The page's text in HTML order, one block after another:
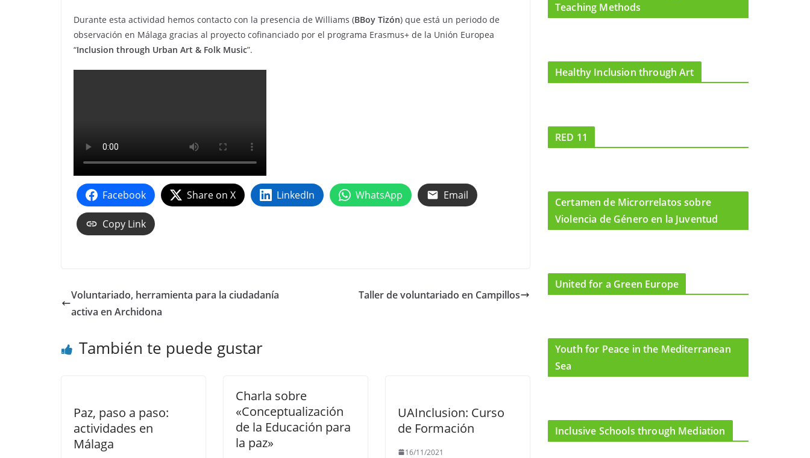
Durante esta actividad hemos contacto con la presencia de Williams (BBoy Tizón) que está un periodo de
observación en Málaga gracias al proyecto cofinanciado por el programa Erasmus+ de la Unión Europea
“Inclusion through Urban Art & Folk Music”.
Facebook Share on X LinkedIn WhatsApp Email
Copy Link
Voluntariado, herramienta para la ciudadanía
activa en Archidona
Taller de voluntariado en Campillos
También te puede gustar
Paz, paso a paso:
actividades en
Málaga
Charla sobre
«Conceptualización
de la Educación para
la paz»
UAInclusion: Curso
de Formación
16/11/2021
Teaching Methods
Healthy Inclusion through Art
RED 11
Certamen de Microrrelatos sobre
Violencia de Género en la Juventud
United for a Green Europe
Youth for Peace in the Mediterranean
Sea
Inclusive Schools through Mediation